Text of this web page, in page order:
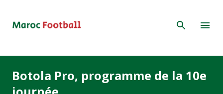
Botola Pro, programme de la 10e